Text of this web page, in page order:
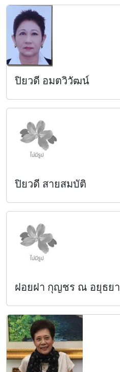
ปิยวดี อมตวิวัฒน์
ปิยวดี สายสมบัติ
ฝอยฝา กุญชร ณ อยุธยา